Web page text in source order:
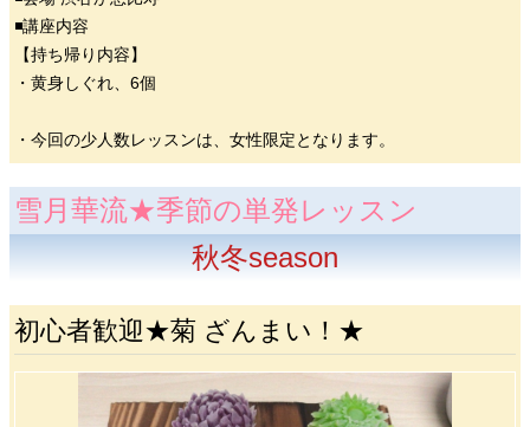
◾️講座内容
【持ち帰り内容】
・黄身しぐれ、6個
・今回の少人数レッスンは、女性限定となります。
雪月華流★季節の単発レッスン
秋冬season
初心者歓迎★菊 ざんまい！★